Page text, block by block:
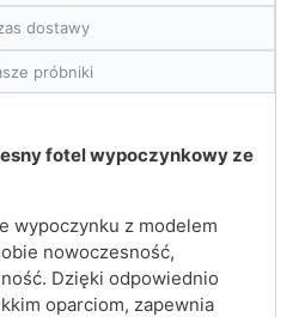
dostawy
próbniki
fotel wypoczynkowy ze
wypoczynku z modelem
nowoczesność,
Dzięki odpowiednio
oparciom, zapewnia